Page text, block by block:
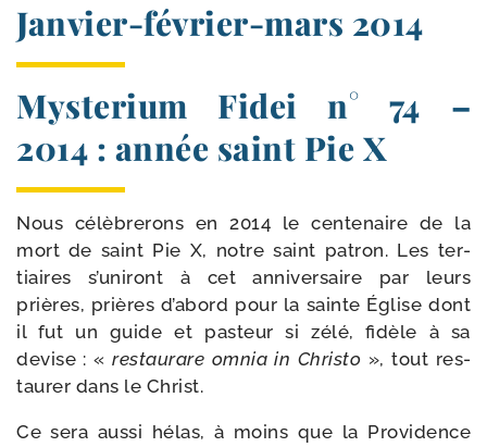
Janvier-​février-​mars 2014
Mysterium Fidei n° 74 –
2014 : année saint Pie X
Nous célè­bre­rons en 2014 le cen­te­naire de la
mort de saint Pie X, notre saint patron. Les ter­
tiaires s’u­ni­ront à cet anni­ver­saire par leurs
prières, prières d’abord pour la sainte Église dont
il fut un guide et pas­teur si zélé, fidèle à sa
devise : «res­tau­rare omnia in Christo », tout res­
tau­rer dans le Christ.
Ce sera aus­si hélas, à moins que la Providence